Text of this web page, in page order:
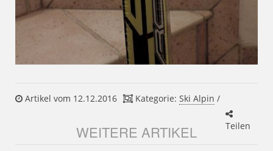
Artikel vom 12.12.2016 Kategorie: Ski Alpin /
Teilen
WEITERE ARTIKEL